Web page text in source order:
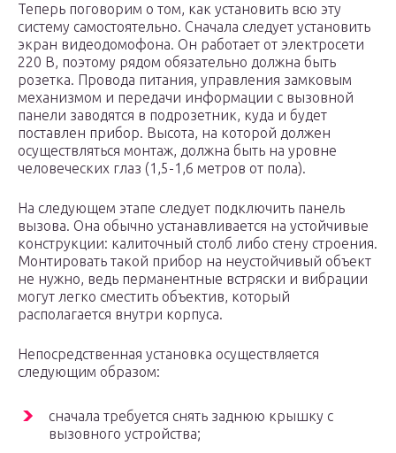
Теперь поговорим о том, как установить всю эту
систему самостоятельно. Сначала следует установить
экран видеодомофона. Он работает от электросети
220 В, поэтому рядом обязательно должна быть
розетка. Провода питания, управления замковым
механизмом и передачи информации с вызовной
панели заводятся в подрозетник, куда и будет
поставлен прибор. Высота, на которой должен
осуществляться монтаж, должна быть на уровне
человеческих глаз (1,5-1,6 метров от пола).
На следующем этапе следует подключить панель
вызова. Она обычно устанавливается на устойчивые
конструкции: калиточный столб либо стену строения.
Монтировать такой прибор на неустойчивый объект
не нужно, ведь перманентные встряски и вибрации
могут легко сместить объектив, который
располагается внутри корпуса.
Непосредственная установка осуществляется
следующим образом:
сначала требуется снять заднюю крышку с
вызовного устройства;